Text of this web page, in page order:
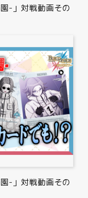
-」対戦動画その
-」対戦動画その